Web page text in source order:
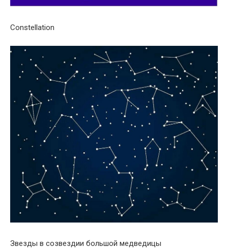
Constellation
Звезды в созвездии большой медведицы